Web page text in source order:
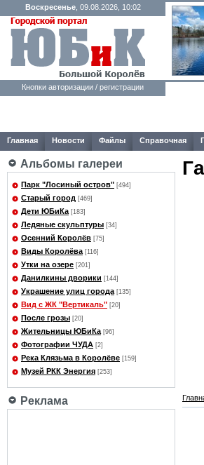
Воскресенье, 09.08.2026, 10:02
Кнопки авторизации / регистрации
Главная Новости Файлы Справочная
Альбомы галереи
Парк "Лосиный остров" [494]
Старый город [469]
Дети ЮБиКа [183]
Ледяные скульптуры [34]
Осенний Королёв [75]
Виды Королёва [116]
Утки на озере [201]
Данилкины дворики [144]
Украшение улиц города [135]
Вид с ЖК "Вертикаль" [20]
После грозы [20]
Жительницы ЮБиКа [96]
Фотографии ЧУДА [2]
Река Клязьма в Королёве [159]
Музей РКК Энергия [253]
Реклама